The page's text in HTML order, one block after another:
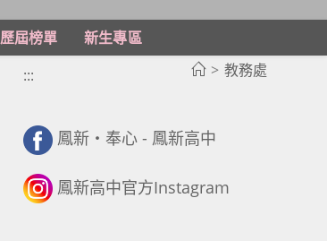
歷屆榜單
新生專區
> 教務處
:::
鳳新・奉心 - 鳳新高中
鳳新高中官方Instagram